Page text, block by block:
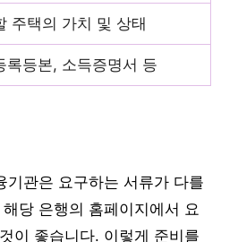
주택의 가치 및 상태
록등본, 소득증명서 등
기관은 요구하는 서류가 다를
당 은행의 홈페이지에서 요
이 좋습니다. 이렇게 준비를